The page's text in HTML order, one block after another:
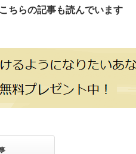
ちらの記事も読んでいます